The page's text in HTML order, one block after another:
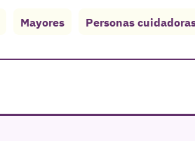
Mayores Personas